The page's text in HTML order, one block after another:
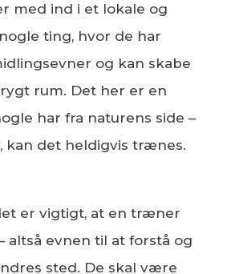
med ind i et lokale og
ting, hvor de har
og kan skabe
rum. Det her er en
har fra naturens side –
kan det heldigvis trænes.
er vigtigt, at en træner
altså evnen til at forstå og
sted. De skal være